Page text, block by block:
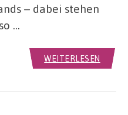
– dabei stehen
…
WEITERLESEN